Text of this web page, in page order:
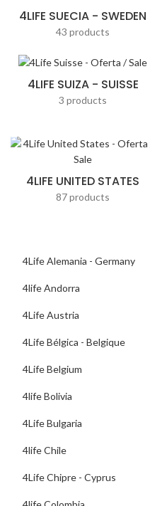
4Life Alemania - Germany
4life Andorra
4Life Austria
4Life Bélgica - Belgique
4Life Belgium
4life Bolivia
4Life Bulgaria
4life Chile
4Life Chipre - Cyprus
4LIFE SUECIA - SWEDEN
43 products
4LIFE SUIZA - SUISSE
3 products
4LIFE UNITED STATES
87 products